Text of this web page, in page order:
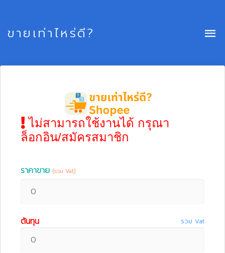
ขายเท่าไหร่ดี?
ไม่สามารถใช้งานได้ กรุณา
ล็อกอิน/สมัครสมาชิก
ราคาขาย (รวม Vat)
ต้นทุน รวม Vat